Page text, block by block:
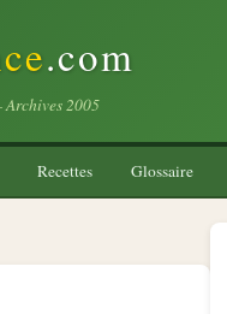
.com
2005
Recettes Glossaire